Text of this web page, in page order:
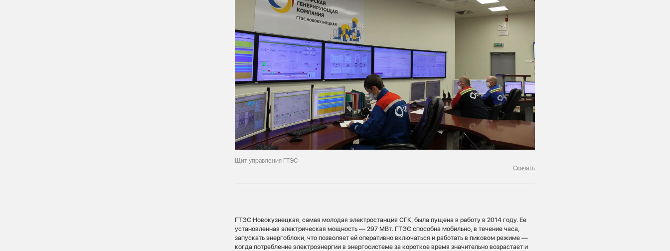
Щит управления ГТЭС
Скачать
ГТЭС Новокузнецкая, самая молодая электростанция СГК, была пущена в работу в 2014 году. Ее
установленная электрическая мощность — 297 МВт. ГТЭС способна мобильно, в течение часа,
запускать энергоблоки, что позволяет ей оперативно включаться и работать в пиковом режиме —
когда потребление электроэнергии в энергосистеме за короткое время значительно возрастает и